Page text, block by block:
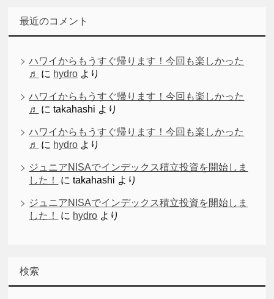
最近のコメント
ハワイからもうすぐ帰ります！今回も楽しかった
♬
に hydro より
ハワイからもうすぐ帰ります！今回も楽しかった
♬
にtakahashi より
ハワイからもうすぐ帰ります！今回も楽しかった
♬
に hydro より
ジュニアNISAでインデックス積立投資を開始しま
した！
にtakahashi より
ジュニアNISAでインデックス積立投資を開始しま
した！
に hydro より
検索